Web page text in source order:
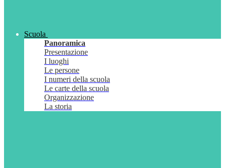
Scuola
Panoramica
Presentazione
I luoghi
Le persone
I numeri della scuola
Le carte della scuola
Organizzazione
La storia